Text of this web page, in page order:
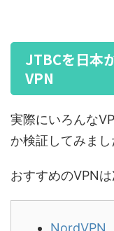
JTBCを日本
VPN
実際にいろんな
か検証してみまし
おすすめのVPN
NordVPN